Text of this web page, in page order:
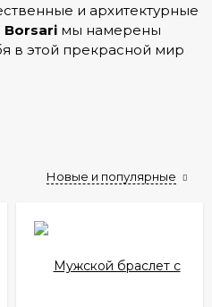
и архитектурные
Borsari мы намерены
в этой прекрасной мир
Новые и популярные